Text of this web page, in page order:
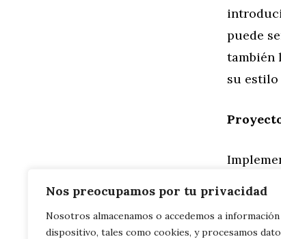
Nos preocupamos por tu privacidad
Nosotros almacenamos o accedemos a
dispositivo, tales como cookies, y procesamos
puede
también
su
han
lápices